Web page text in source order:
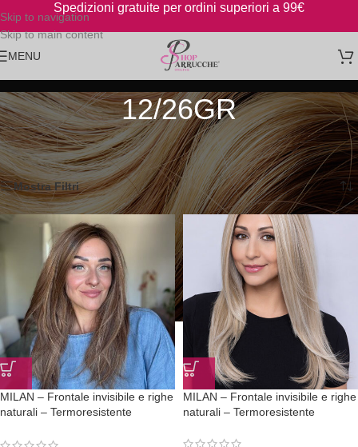
Skip to navigation
Skip to main content
Spedizioni gratuite per ordini superiori a 99€
MENU
12/26GR
Home/Prodotto Colori Henry Margu/12/26GR
Visualizzazione di 1-12 di 14 risultati
Mostra Filtri
MILAN – Frontale invisibile e righe
naturali – Termoresistente
MILAN – Frontale invisibile e righe
naturali – Termoresistente